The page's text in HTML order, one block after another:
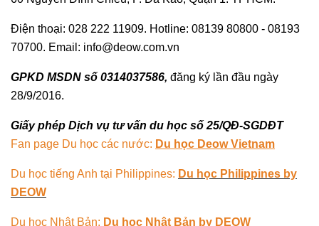
Điện thoại: 028 222 11909. Hotline: 08139 80800 - 08193
70700. Email: info@deow.com.vn
GPKD MSDN số 0314037586, đăng ký lần đầu ngày
28/9/2016.
Giấy phép Dịch vụ tư vấn du học số 25/QĐ-SGDĐT
Fan page Du học các nước: Du học Deow Vietnam
Du học tiếng Anh tại Philippines: Du học Philippines by
DEOW
Du học Nhật Bản: Du học Nhật Bản by DEOW